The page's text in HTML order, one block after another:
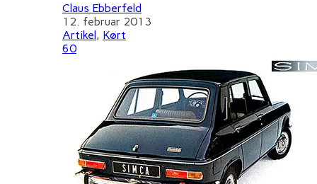
Claus Ebberfeld
12. februar 2013
Artikel, Kørt
60